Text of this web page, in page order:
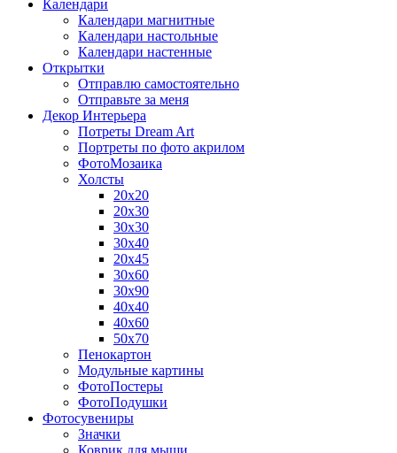
Календари
Календари магнитные
Календари настольные
Календари настенные
Открытки
Отправлю самостоятельно
Отправьте за меня
Декор Интерьера
Потреты Dream Art
Портреты по фото акрилом
ФотоМозаика
Холсты
20х20
20х30
30х30
30х40
20х45
30х60
30х90
40х40
40х60
50х70
Пенокартон
Модульные картины
ФотоПостеры
ФотоПодушки
Фотоcувениры
Значки
Коврик для мыши